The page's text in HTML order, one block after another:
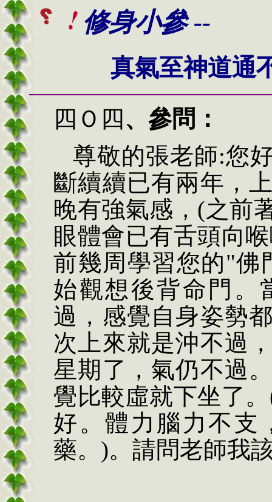
修身小參 --
真氣至神道通
四 Ｏ四 、 參問：
尊敬的張老師:您
斷續續已有兩年，
晚有強氣感， (之前
眼體會已有舌頭向
前幾周學習您的"佛
始觀想後背命門。
過，感覺自身姿勢
次上來就是沖不過
星期了，氣仍不過
覺比較虛就下坐了。
好。體力腦力不支
藥。 )。請問老師我